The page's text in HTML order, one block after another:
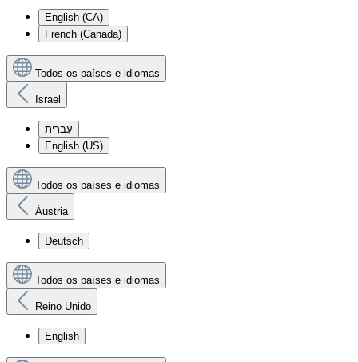
English (CA)
French (Canada)
Todos os países e idiomas
Israel
עִברִית
English (US)
Todos os países e idiomas
Áustria
Deutsch
Todos os países e idiomas
Reino Unido
English